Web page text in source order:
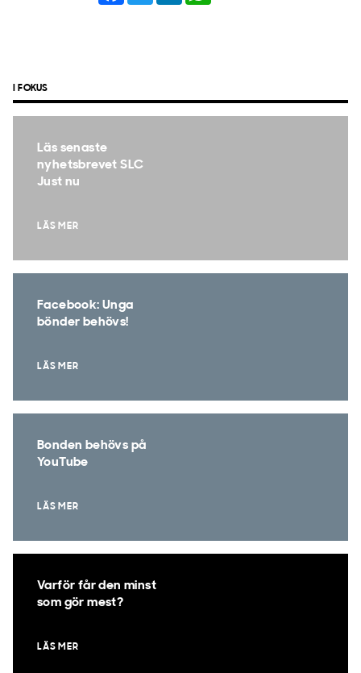
I FOKUS
Läs senaste
nyhetsbrevet SLC
Just nu
LÄS MER
Facebook: Unga
bönder behövs!
LÄS MER
Bonden behövs på
YouTube
LÄS MER
Varför får den minst
som gör mest?
LÄS MER